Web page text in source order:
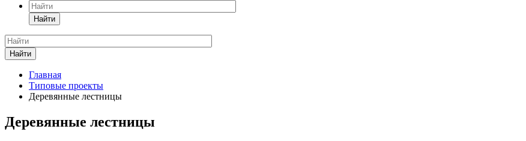
Найти
Найти
Главная
Типовые проекты
Деревянные лестницы
Деревянные лестницы